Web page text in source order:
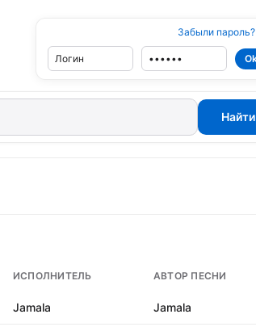
Забыли пароль?
ИСПОЛНИТЕЛЬ АВТОР ПЕСНИ
Jamala Jamala